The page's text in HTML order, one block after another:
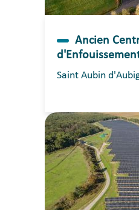
Ancien
Saint Aubin